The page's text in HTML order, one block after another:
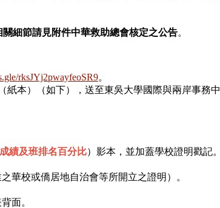
關細節請見附件中華救助總會核定之公告。
rksJYj2pwayfeoSR9。
紙本）（如下），送至東吳大學國際與兩岸事務中
績及班排名百分比）影本，並加蓋學校證明戳記。
華校或僑居地自治會等所開立之證明）。
面。